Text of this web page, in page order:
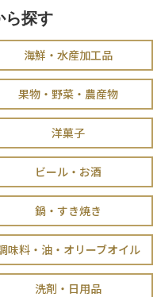
ら探す
海鮮・水産加工品
果物・野菜・農産物
洋菓子
ビール・お酒
鍋・すき焼き
味料・油・オリーブオイル
洗剤・日用品